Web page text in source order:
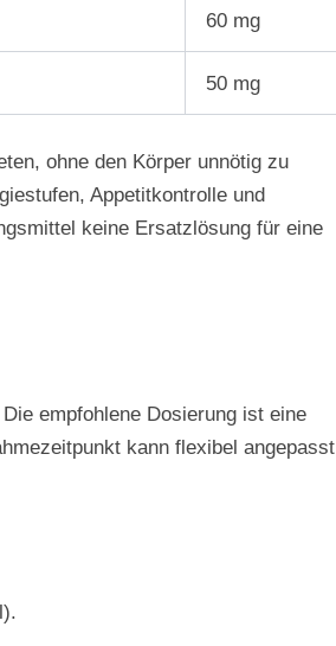
60 mg
50 mg
ohne den Körper unnötig zu
Appetitkontrolle und
keine Ersatzlösung für eine
empfohlene Dosierung ist eine
kann flexibel angepasst